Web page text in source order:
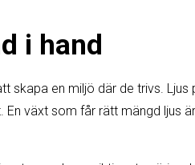
i hand
skapa en miljö där de trivs. Ljus
växt som får rätt mängd ljus